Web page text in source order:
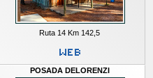
Ruta 14 Km 142,5
POSADA DELORENZI